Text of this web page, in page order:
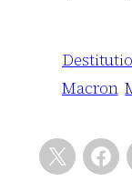
Macron